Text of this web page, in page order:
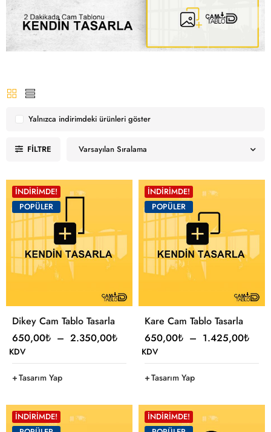
FILTRE Varsayılan Sıralama
Yalnızca indirimdeki ürünleri göster
İNDIRIMDE!
POPÜLER
Dikey Cam Tablo Tasarla
650,00₺ – 2.350,00₺
KDV
Tasarım Yap
İNDIRIMDE!
POPÜLER
Kare Cam Tablo Tasarla
650,00₺ – 1.425,00₺
KDV
Tasarım Yap
İNDIRIMDE!
İNDIRIMDE!